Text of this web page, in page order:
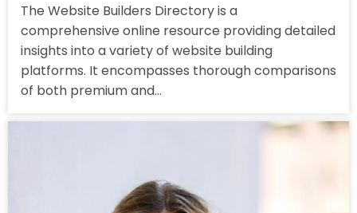
The Website Builders Directory is a
comprehensive online resource providing detailed
insights into a variety of website building
platforms. It encompasses thorough comparisons
of both premium and…